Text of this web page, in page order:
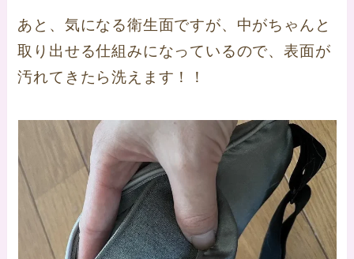
あと、気になる衛生面ですが、中がちゃんと
取り出せる仕組みになっているので、表面が
汚れてきたら洗えます！！